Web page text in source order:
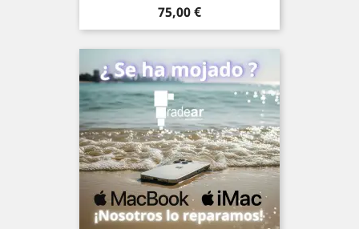
Precio
75,00 €